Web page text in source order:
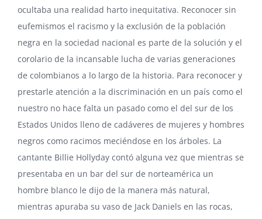
ocultaba una realidad harto inequitativa. Reconocer sin
eufemismos el racismo y la exclusión de la población
negra en la sociedad nacional es parte de la solución y el
corolario de la incansable lucha de varias generaciones
de colombianos a lo largo de la historia. Para reconocer y
prestarle atención a la discriminación en un país como el
nuestro no hace falta un pasado como el del sur de los
Estados Unidos lleno de cadáveres de mujeres y hombres
negros como racimos meciéndose en los árboles. La
cantante Billie Hollyday contó alguna vez que mientras se
presentaba en un bar del sur de norteamérica un
hombre blanco le dijo de la manera más natural,
mientras apuraba su vaso de Jack Daniels en las rocas,